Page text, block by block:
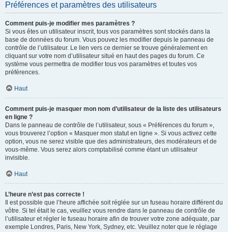
Préférences et paramètres des utilisateurs
Comment puis-je modifier mes paramètres ?
Si vous êtes un utilisateur inscrit, tous vos paramètres sont stockés dans la
base de données du forum. Vous pouvez les modifier depuis le panneau de
contrôle de l’utilisateur. Le lien vers ce dernier se trouve généralement en
cliquant sur votre nom d’utilisateur situé en haut des pages du forum. Ce
système vous permettra de modifier tous vos paramètres et toutes vos
préférences.
Haut
Comment puis-je masquer mon nom d’utilisateur de la liste des utilisateurs
en ligne ?
Dans le panneau de contrôle de l’utilisateur, sous « Préférences du forum »,
vous trouverez l’option « Masquer mon statut en ligne ». Si vous activez cette
option, vous ne serez visible que des administrateurs, des modérateurs et de
vous-même. Vous serez alors comptabilisé comme étant un utilisateur
invisible.
Haut
L’heure n’est pas correcte !
Il est possible que l’heure affichée soit réglée sur un fuseau horaire différent du
vôtre. Si tel était le cas, veuillez vous rendre dans le panneau de contrôle de
l’utilisateur et régler le fuseau horaire afin de trouver votre zone adéquate, par
exemple Londres, Paris, New York, Sydney, etc. Veuillez noter que le réglage